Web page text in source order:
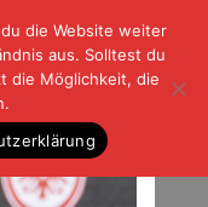
die Website weiter
aus. Solltest du
die Möglichkeit, die